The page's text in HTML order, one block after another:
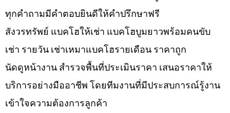
ทุกคำถามมีคำตอบยินดีให้คำปรึกษาฟรี
สังวรทรัพย์ แบคโฮให้เช่า แบคโฮบูมยาวพร้อมคนขับ
เช่า รายวัน เช่าเหมาแบคโฮรายเดือน ราคาถูก
นัดดูหน้างาน สำรวจพื้นที่ประเมินราคา เสนอราคาให้
บริการอย่างมืออาชีพ โดยทีมงานที่มีประสบการณ์รู้งาน
เข้าใจความต้องการลูกค้า